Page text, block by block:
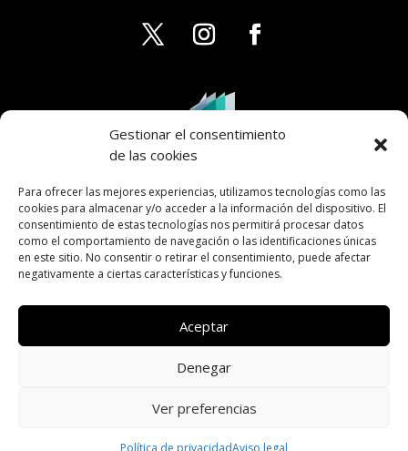
Gestionar el consentimiento
de las cookies
Para ofrecer las mejores experiencias, utilizamos tecnologías como las
cookies para almacenar y/o acceder a la información del dispositivo. El
consentimiento de estas tecnologías nos permitirá procesar datos
como el comportamiento de navegación o las identificaciones únicas
en este sitio. No consentir o retirar el consentimiento, puede afectar
negativamente a ciertas características y funciones.
Aceptar
Denegar
Ver preferencias
Política de privacidadAviso legal
PRIVACIDAD